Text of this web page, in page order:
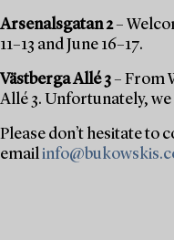
Arsenalsgatan 2–
11–13 and June 16–17.
Västberga Allé 3– From
Allé 3. Unfortunately,
Please don’t hesitate to
email